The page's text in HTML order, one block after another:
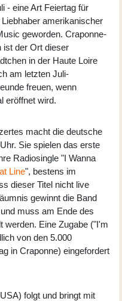
- eine Art Feiertag für
Liebhaber amerikanischer
geworden. Craponne-
ist der Ort dieser
in der Haute Loire
am letzten Juli-
freuen, wenn
eröffnet wird.
macht die deutsche
Sie spielen das erste
Radiosingle "I Wanna
Line", bestens im
dieser Titel nicht live
gewinnt die Band
muss am Ende des
werden. Eine Zugabe ("I'm
von den 5.000
in Craponne) eingefordert
folgt und bringt mit